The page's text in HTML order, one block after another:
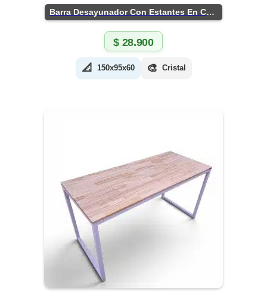
Barra Desayunador Con Estantes En Chapa
$28.900
📐 150x95x60 🎨 Cristal